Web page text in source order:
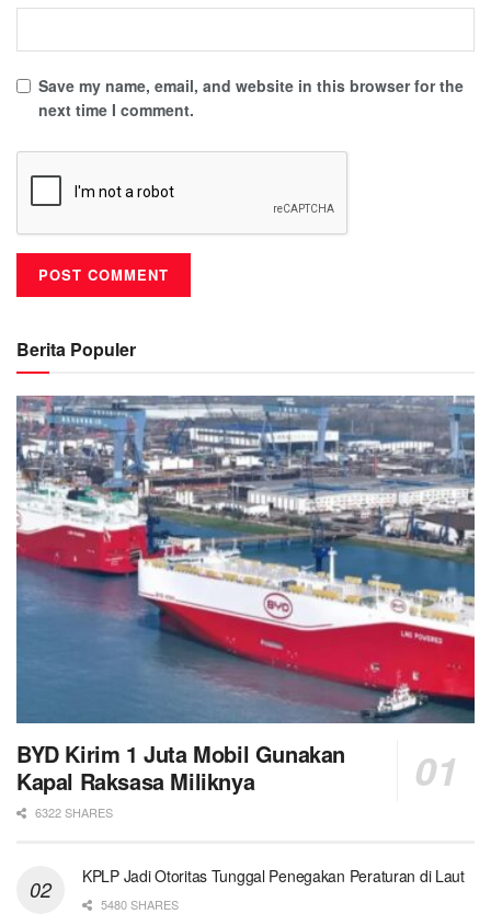
Save my name, email, and website in this browser for the
next time I comment.
Berita Populer
BYD Kirim 1 Juta Mobil Gunakan
Kapal Raksasa Miliknya
6322 SHARES
KPLP Jadi Otoritas Tunggal Penegakan Peraturan di Laut
5480 SHARES